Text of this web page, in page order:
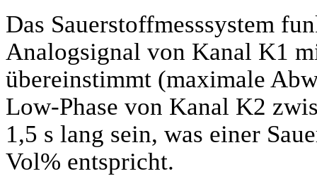
Das Sauerstoffmesssystem
Analogsignal von Kanal K1
übereinstimmt (maximale
Low-Phase von Kanal K2
1,5 s lang sein, was einer
Vol% entspricht.